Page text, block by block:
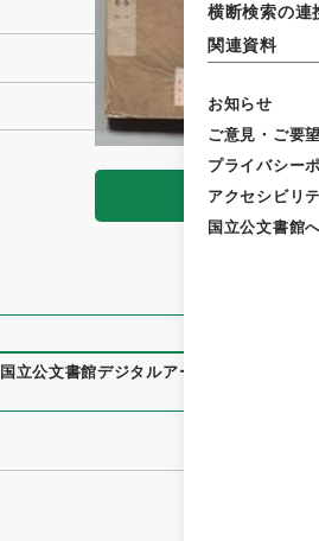
横断検索の連
関連資料
お知らせ
ご意見・ご要望
プライバシー
アクセシビリ
国立公文書館
閲覧
国立公文書館デジタルアーカイブ